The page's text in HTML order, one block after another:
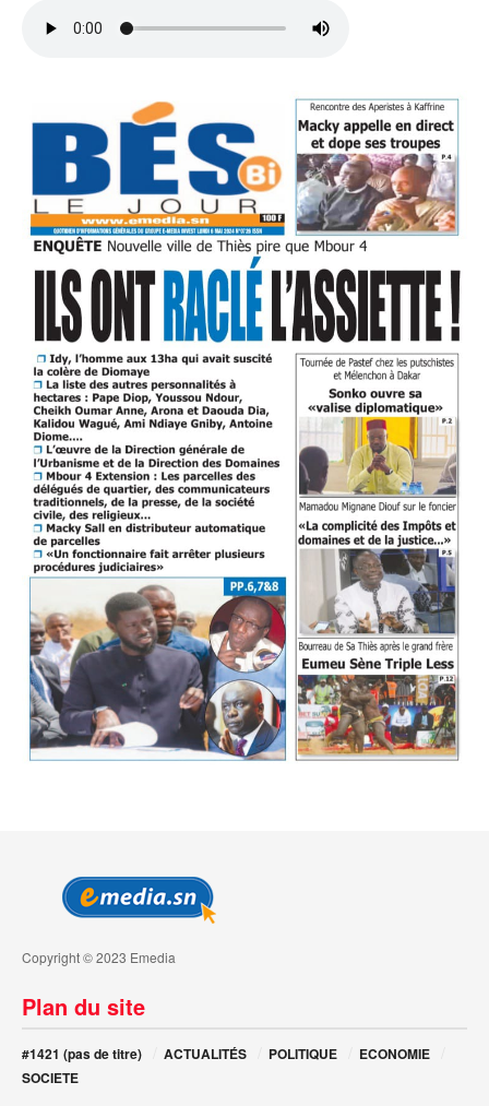
Copyright © 2023 Emedia
Plan du site
#1421 (pas de titre) ACTUALITÉS POLITIQUE
ECONOMIE
SOCIETE